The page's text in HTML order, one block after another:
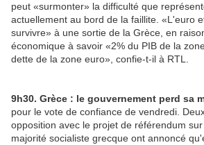
peut «surmonter» la difficulté que
actuellement au bord de la faillite. «L'euro
survivre» à une sortie de la Grèce, en
économique à savoir «2% du PIB de la
dette de la zone euro», confie-t-il à RTL.
9h30. Grèce : le gouvernement perd sa
pour le vote de confiance de vendredi.
opposition avec le projet de référendum
majorité socialiste grecque ont annoncé